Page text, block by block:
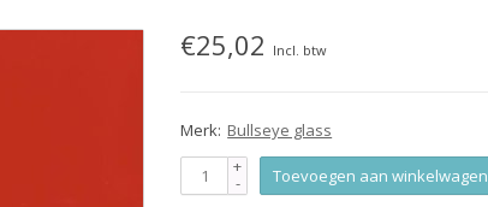
€25,02 Incl. btw
Merk: Bullseye glass
+
- Toevoegen aan winkelwagen